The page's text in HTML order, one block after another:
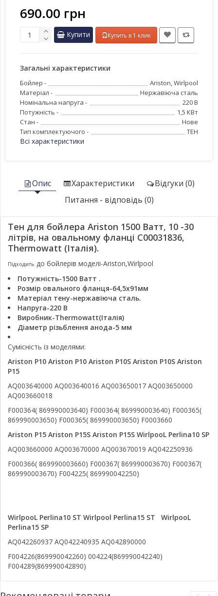
690.00 грн
Купити Купить в 1 клик
Загальні характеристики
Бойлер -
Ariston, Wirlpool
Матеріал -
Нержавіюча сталь
Номінальна напруга -
220 В
Потужність -
1,5 КВт
Стан -
Нове
Тип комплектуючого -
ТЕН
Всі характеристики
Опис Характеристики
Відгуки (0)
Питання - відповідь (0)
Тен для бойлера Ariston 1500 Ватт, 10 -30
літрів, на овальному фланці C00031836,
Thermowatt (Італія).
Підходить до бойлерів моделі-Ariston,Wirlpool
Потужність-1500 Ватт .
Розмір овального фланця-64,5x91мм
Матеріал тену-нержавіюча сталь.
Напруга-220 В
Виробник-Thermowatt(Італія)
Діаметр різьблення анода-5 мм
Сумісність із моделями:
Ariston P10 Ariston P10 Ariston P10S Ariston P10S Ariston
P15
AQ003640000 AQ003640016 AQ003650017 AQ003650000
AQ003660018
F000364( 869990003640) F000364( 869990003640) F000365(
869990003650) F000365( 869990003650) F0003660
Ariston P15 Ariston P15S Ariston P15S WirlpooL Perlina10 SP
AQ003660000 AQ003670000 AQ003670019 AQ042250936
F000366( 869990003660) F000367( 869990003670) F000367(
869990003670) F004225( 869990042250)
WirlpooL Perlina10 ST Wirlpool Perlina15 ST
WirlpooL
Perlina15 SP
AQ042260937 AQ042240935 AQ042890000
F004226(869990042260) 004224(869990042240)
F004289(869990042890)